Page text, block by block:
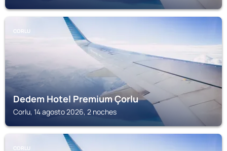
CORLU
Dedem Hotel Premium Çorlu
Corlu, 14 agosto 2026, 2 noches
CORLU